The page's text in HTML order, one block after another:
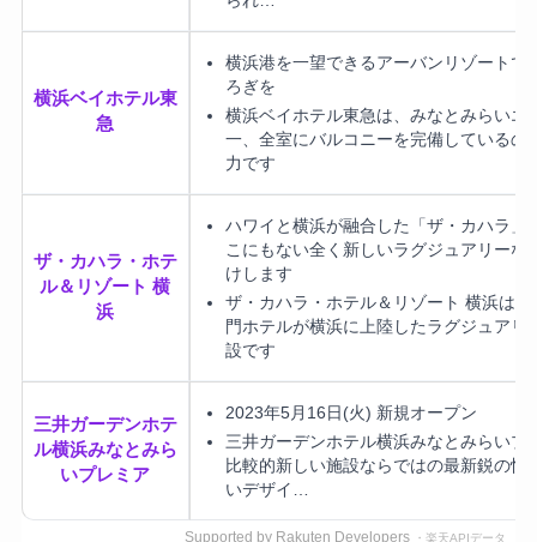
横浜ベイホテル東
急
横浜港を一望できるアーバンリゾートで
ろぎを
横浜ベイホテル東急は、みなとみらいエ
一、全室にバルコニーを完備しているの
力です
ザ・カハラ・ホテ
ル＆リゾート 横
浜
ハワイと横浜が融合した「ザ・カハラ」
こにもない全く新しいラグジュアリーな
けします
ザ・カハラ・ホテル＆リゾート 横浜は、
門ホテルが横浜に上陸したラグジュアリ
設です
三井ガーデンホテ
ル横浜みなとみら
いプレミア
2023年5月16日(火) 新規オープン
三井ガーデンホテル横浜みなとみらいプ
比較的新しい施設ならではの最新鋭の快
いデザイ…
Supported by Rakuten Developers ・楽天APIデータ